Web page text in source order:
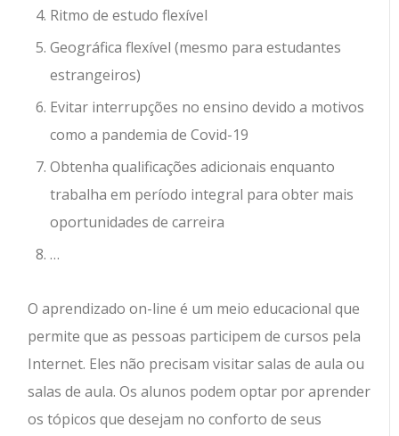
Ritmo de estudo flexível
Geográfica flexível (mesmo para estudantes
estrangeiros)
Evitar interrupções no ensino devido a motivos
como a pandemia de Covid-19
Obtenha qualificações adicionais enquanto
trabalha em período integral para obter mais
oportunidades de carreira
…
O aprendizado on-line é um meio educacional que
permite que as pessoas participem de cursos pela
Internet. Eles não precisam visitar salas de aula ou
salas de aula. Os alunos podem optar por aprender
os tópicos que desejam no conforto de seus